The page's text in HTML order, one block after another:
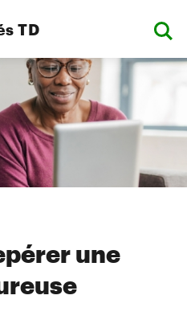
TD
une